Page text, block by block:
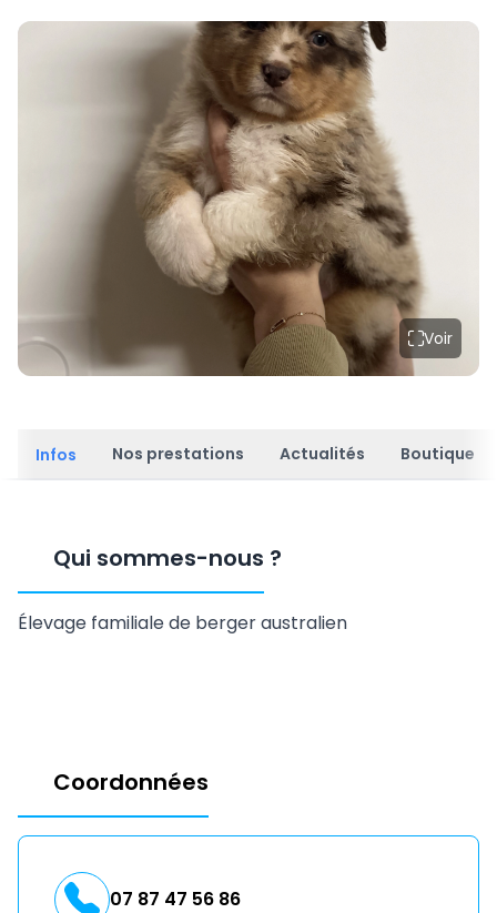
Voir
Infos Nos prestations Actualités Boutique
Qui sommes-nous ?
Élevage familiale de berger australien
Coordonnées
07 87 47 56 86